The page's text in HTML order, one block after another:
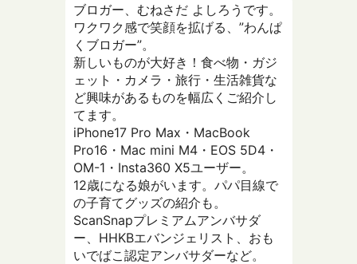
ブロガー、むねさだ よしろうです。
ワクワク感で笑顔を拡げる、”わんぱ
くブロガー”。
新しいものが大好き！食べ物・ガジ
ェット・カメラ・旅行・生活雑貨な
ど興味があるものを幅広くご紹介し
てます。
iPhone17 Pro Max・MacBook
Pro16・Mac mini M4・EOS 5D4・
OM-1・Insta360 X5ユーザー。
12歳になる娘がいます。パパ目線で
の子育てグッズの紹介も。
ScanSnapプレミアムアンバサダ
ー、HHKBエバンジェリスト、おも
いでばこ認定アンバサダーなど。